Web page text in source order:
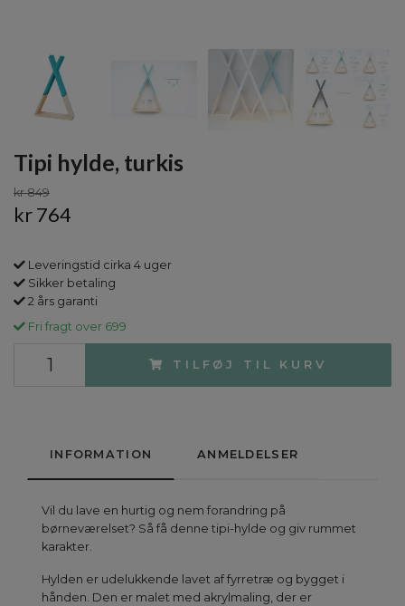
Tipi hylde, turkis
kr 849
kr 764
Leveringstid cirka 4 uger
Sikker betaling
2 års garanti
Fri fragt over 699
TILFØJ TIL KURV
INFORMATION ANMELDELSER
Vil du lave en hurtig og nem forandring på
børneværelset? Så få denne tipi-hylde og giv rummet
karakter.
Hylden er udelukkende lavet af fyrretræ og bygget i
hånden. Den er malet med akrylmaling, der er